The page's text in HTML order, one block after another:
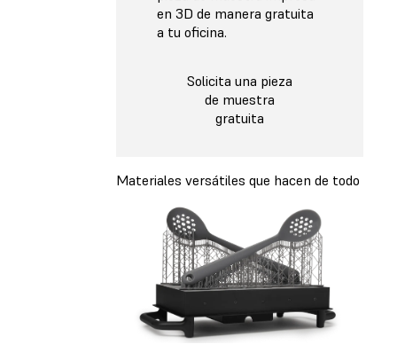
en 3D de manera gratuita
a tu oficina.
Solicita una pieza
de muestra
gratuita
Materiales versátiles que hacen de todo